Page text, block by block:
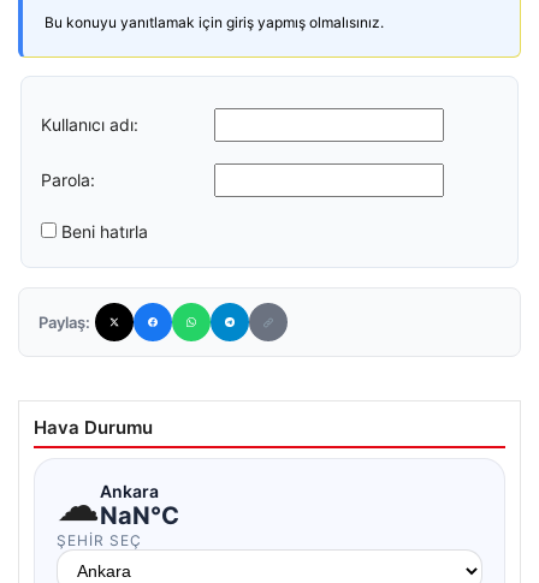
Bu konuyu yanıtlamak için giriş yapmış olmalısınız.
Kullanıcı adı:
Parola:
Beni hatırla
Paylaş:
Hava Durumu
☁Ankara
NaN°C
ŞEHIR SEÇ